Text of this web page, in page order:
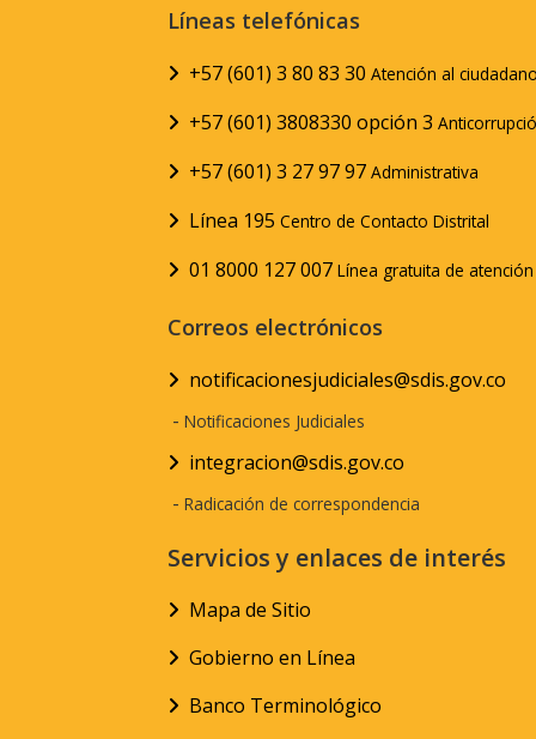
Líneas telefónicas
+57 (601) 3 80 83 30 Atención al
+57 (601) 3808330 opción 3
+57 (601) 3 27 97 97 Administrativa
Línea 195 Centro de Contacto Distrital
01 8000 127 007 Línea gratuita de
Correos electrónicos
notificacionesjudiciales@sdis.gov.co
- Notificaciones Judiciales
integracion@sdis.gov.co
- Radicación de correspondencia
Servicios y enlaces de interés
Mapa de Sitio
Gobierno en Línea
Banco Terminológico